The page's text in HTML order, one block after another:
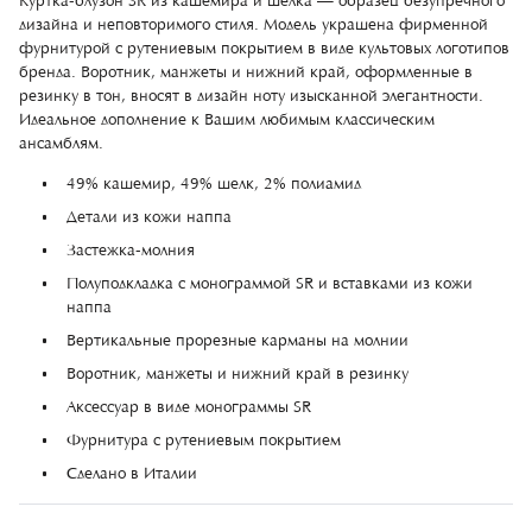
дизайна и неповторимого стиля. Модель украшена фирменной
фурнитурой с рутениевым покрытием в виде культовых логотипов
бренда. Воротник, манжеты и нижний край, оформленные в
резинку в тон, вносят в дизайн ноту изысканной элегантности.
Идеальное дополнение к Вашим любимым классическим
ансамблям.
49% кашемир, 49% шелк, 2% полиамид
Детали из кожи наппа
Застежка-молния
Полуподкладка с монограммой SR и вставками из кожи
наппа
Вертикальные прорезные карманы на молнии
Воротник, манжеты и нижний край в резинку
Аксессуар в виде монограммы SR
Фурнитура с рутениевым покрытием
Сделано в Италии